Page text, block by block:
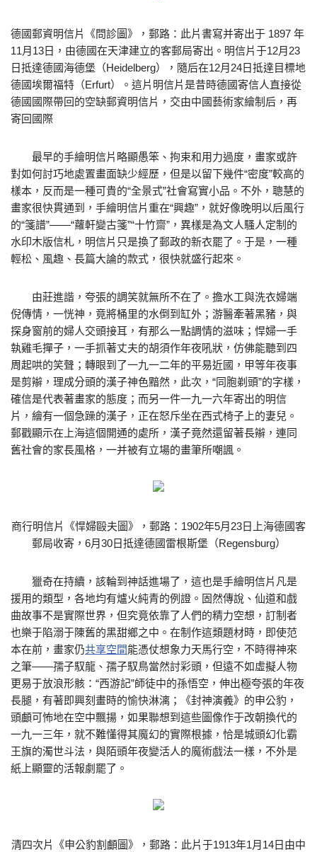
德國郵資明信片《問診圖》，郵路：此片書寫并寄出于 1897 年
11月13日，由德國在天津建立的客郵局寄出。明信片于12月23
日抵達德國海德堡（Heidelberg），隨后在12月24日抵達目標地
德國埃爾福特（Erfurt）。這片明信片是昔時德國寄信人直接從
德國國際帶回的空缺郵資明信片，交由中國藝術家繪制后，再
寄回國際
最早的手繪明信片略顯愚笨、拘束和用力過度，畫家或許
對如何討巧地處置畫面缺少經歷，但是以留下幾件“密度”較高的
樣本，反而是一種可貴的“全景式”社會寫實小品。不外，聰慧的
畫家很快貫通到，手繪明信片重在“興趣”，就好像晚明以后風行
的“箋譜”——“蘿軒變古箋”“十竹齋”，異樣是為文人騷人定制的
水印木版信札，明信片只是換了郵政的新衣罷了。于是，一種
輕松、風趣、長篇大論的款式，很快就盛行起來。
由莊進諧，夸張的調笑就無所不在了。擔水工與洗衣婦端
倪傳情，一恍神，竟將桶里的水倒到缸外；游醫牽著黑豬，與
探身窗前的婦人交頭接耳，有那么一點調情的滋味；悍婦一手
執雞毛撣子，一手抓著丈夫的胡須作年夜吼狀，仿佛能聽到四
周起哄的笑聲；轉眼到了一九一二年的平易近國，甲等年夜事
是剪辮，理成分頭的漢子神色黯然，此次，“同胞剃頭”的字樣，
確信是代表著畫家的態度；而另一件一九一六年寄出的明信
片，繪有一個急躁的漢子，正在怒斥坐在西式椅子上的妻兒。
郵戳顯示在上海這個開通的處所，漢子竟然還留著長辮，連同
舊社會的家長風格，一并被有立場的畫筆所嘲諷。
商行明信片《悍婦毆夫圖》，郵路：1902年5月23日上海德國客
郵局收寄，6月30日抵達德國雷根斯堡（Regensburg）
獵奇在持續，該輪到神話進場了，這也是手繪明信片凡是
援用的類型，各地均有爐火純青的例證。固然傳說、仙道和戲
曲故事不是實際世界，但究竟依靠了人們的精力空想，訂制者
也樂于陷溺于陳舊的黑甜鄉之中。在制作這類題材時，即使范
本在前，畫家仍共享空間能憑仗想象力天馬行空，不時得神來
之筆——孺子馭龍、孺子馭鳥當然討彩頭，但遠不如虛擬人物
更易于放浪形骸：“西游記”師徒中的孫悟空，伸出極夸張的年夜
長腿，有著即興刻畫時的愉快淋漓；《封神演義》的申公豹，
頭顱可怖地在空中飄揚，如果聯想到這些圖像作于改朝換代的
一九一三年，就不難懂得其魔幻的實際根據，恰是城頭幻化霸
王旗的濁世斗法，與陌頭年夜變活人的魔術戲法一樣，不外是
紙上顯靈的活報劇罷了。
清四次片《申公豹割顱圖》，郵路：此片于1913年1月14日由中